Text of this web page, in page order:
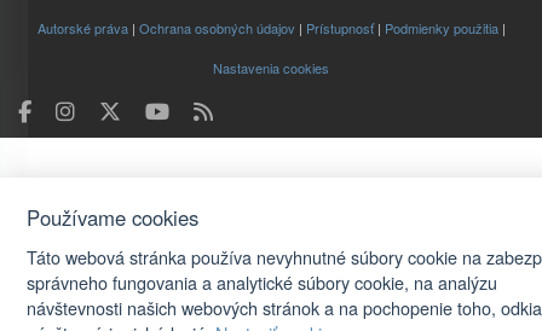
Autorské práva| Ochrana osobných údajov | Prístupnosť| Podmienky použitia|
Nastavenia cookies
Používame cookies
Táto webová stránka používa nevyhnutné súbory cookie na
správneho fungovania a analytické súbory cookie, na analýzu
návštevnosti našich webových stránok a na pochopenie toho,